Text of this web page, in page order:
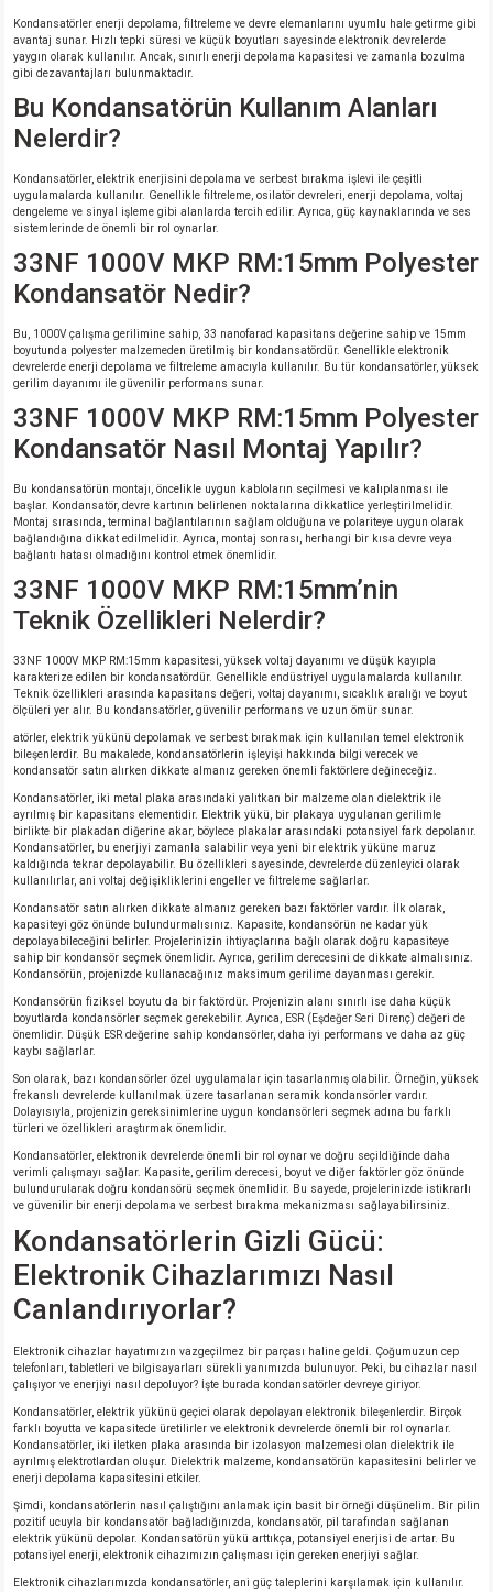
Kondansatörler enerji depolama, filtreleme ve devre elemanlarını uyumlu hale getirme gibi
avantaj sunar. Hızlı tepki süresi ve küçük boyutları sayesinde elektronik devrelerde
yaygın olarak kullanılır. Ancak, sınırlı enerji depolama kapasitesi ve zamanla bozulma
gibi dezavantajları bulunmaktadır.
Bu Kondansatörün Kullanım Alanları
Nelerdir?
Kondansatörler, elektrik enerjisini depolama ve serbest bırakma işlevi ile çeşitli
uygulamalarda kullanılır. Genellikle filtreleme, osilatör devreleri, enerji depolama, voltaj
dengeleme ve sinyal işleme gibi alanlarda tercih edilir. Ayrıca, güç kaynaklarında ve ses
sistemlerinde de önemli bir rol oynarlar.
33NF 1000V MKP RM:15mm Polyester
Kondansatör Nedir?
Bu, 1000V çalışma gerilimine sahip, 33 nanofarad kapasitans değerine sahip ve 15mm
boyutunda polyester malzemeden üretilmiş bir kondansatördür. Genellikle elektronik
devrelerde enerji depolama ve filtreleme amacıyla kullanılır. Bu tür kondansatörler, yüksek
gerilim dayanımı ile güvenilir performans sunar.
33NF 1000V MKP RM:15mm Polyester
Kondansatör Nasıl Montaj Yapılır?
Bu kondansatörün montajı, öncelikle uygun kabloların seçilmesi ve kalıplanması ile
başlar. Kondansatör, devre kartının belirlenen noktalarına dikkatlice yerleştirilmelidir.
Montaj sırasında, terminal bağlantılarının sağlam olduğuna ve polariteye uygun olarak
bağlandığına dikkat edilmelidir. Ayrıca, montaj sonrası, herhangi bir kısa devre veya
bağlantı hatası olmadığını kontrol etmek önemlidir.
33NF 1000V MKP RM:15mm’nin
Teknik Özellikleri Nelerdir?
33NF 1000V MKP RM:15mm kapasitesi, yüksek voltaj dayanımı ve düşük kayıpla
karakterize edilen bir kondansatördür. Genellikle endüstriyel uygulamalarda kullanılır.
Teknik özellikleri arasında kapasitans değeri, voltaj dayanımı, sıcaklık aralığı ve boyut
ölçüleri yer alır. Bu kondansatörler, güvenilir performans ve uzun ömür sunar.
atörler, elektrik yükünü depolamak ve serbest bırakmak için kullanılan temel elektronik
bileşenlerdir. Bu makalede, kondansatörlerin işleyişi hakkında bilgi verecek ve
kondansatör satın alırken dikkate almanız gereken önemli faktörlere değineceğiz.
Kondansatörler, iki metal plaka arasındaki yalıtkan bir malzeme olan dielektrik ile
ayrılmış bir kapasitans elementidir. Elektrik yükü, bir plakaya uygulanan gerilimle
birlikte bir plakadan diğerine akar, böylece plakalar arasındaki potansiyel fark depolanır.
Kondansatörler, bu enerjiyi zamanla salabilir veya yeni bir elektrik yüküne maruz
kaldığında tekrar depolayabilir. Bu özellikleri sayesinde, devrelerde düzenleyici olarak
kullanılırlar, ani voltaj değişikliklerini engeller ve filtreleme sağlarlar.
Kondansatör satın alırken dikkate almanız gereken bazı faktörler vardır. İlk olarak,
kapasiteyi göz önünde bulundurmalısınız. Kapasite, kondansörün ne kadar yük
depolayabileceğini belirler. Projelerinizin ihtiyaçlarına bağlı olarak doğru kapasiteye
sahip bir kondansör seçmek önemlidir. Ayrıca, gerilim derecesini de dikkate almalısınız.
Kondansörün, projenizde kullanacağınız maksimum gerilime dayanması gerekir.
Kondansörün fiziksel boyutu da bir faktördür. Projenizin alanı sınırlı ise daha küçük
boyutlarda kondansörler seçmek gerekebilir. Ayrıca, ESR (Eşdeğer Seri Direnç) değeri de
önemlidir. Düşük ESR değerine sahip kondansörler, daha iyi performans ve daha az güç
kaybı sağlarlar.
Son olarak, bazı kondansörler özel uygulamalar için tasarlanmış olabilir. Örneğin, yüksek
frekanslı devrelerde kullanılmak üzere tasarlanan seramik kondansörler vardır.
Dolayısıyla, projenizin gereksinimlerine uygun kondansörleri seçmek adına bu farklı
türleri ve özellikleri araştırmak önemlidir.
Kondansatörler, elektronik devrelerde önemli bir rol oynar ve doğru seçildiğinde daha
verimli çalışmayı sağlar. Kapasite, gerilim derecesi, boyut ve diğer faktörler göz önünde
bulundurularak doğru kondansörü seçmek önemlidir. Bu sayede, projelerinizde istikrarlı
ve güvenilir bir enerji depolama ve serbest bırakma mekanizması sağlayabilirsiniz.
Kondansatörlerin Gizli Gücü:
Elektronik Cihazlarımızı Nasıl
Canlandırıyorlar?
Elektronik cihazlar hayatımızın vazgeçilmez bir parçası haline geldi. Çoğumuzun cep
telefonları, tabletleri ve bilgisayarları sürekli yanımızda bulunuyor. Peki, bu cihazlar nasıl
çalışıyor ve enerjiyi nasıl depoluyor? İşte burada kondansatörler devreye giriyor.
Kondansatörler, elektrik yükünü geçici olarak depolayan elektronik bileşenlerdir. Birçok
farklı boyutta ve kapasitede üretilirler ve elektronik devrelerde önemli bir rol oynarlar.
Kondansatörler, iki iletken plaka arasında bir izolasyon malzemesi olan dielektrik ile
ayrılmış elektrotlardan oluşur. Dielektrik malzeme, kondansatörün kapasitesini belirler ve
enerji depolama kapasitesini etkiler.
Şimdi, kondansatörlerin nasıl çalıştığını anlamak için basit bir örneği düşünelim. Bir pilin
pozitif ucuyla bir kondansatör bağladığınızda, kondansatör, pil tarafından sağlanan
elektrik yükünü depolar. Kondansatörün yükü arttıkça, potansiyel enerjisi de artar. Bu
potansiyel enerji, elektronik cihazımızın çalışması için gereken enerjiyi sağlar.
Elektronik cihazlarımızda kondansatörler, ani güç taleplerini karşılamak için kullanılır.